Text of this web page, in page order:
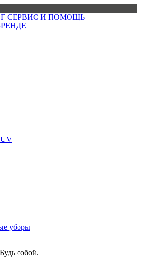
СЕРВИС И ПОМОЩЬ
UV
уборы
собой.